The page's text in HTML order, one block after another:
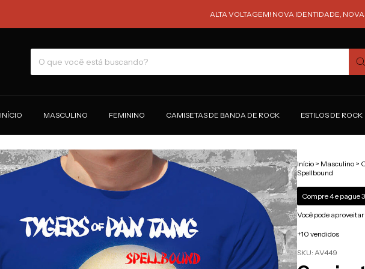
ALTA VOLTAGEM! NOVA IDENTIDADE, NOVAS
INÍCIO MASCULINO FEMININO CAMISETAS DE BANDA DE ROCK ESTILOS DE ROCK
Início > Masculino >
Spellbound
Compre 4 e pague
Você pode
+10 vendidos
SKU: AV449